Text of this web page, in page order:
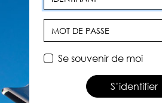
Identifiant
Se souvenir de moi
S’identifier